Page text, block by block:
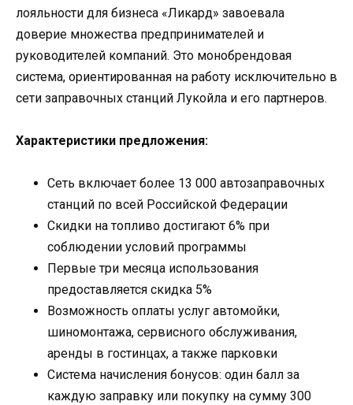
лояльности для бизнеса «Ликард» завоевала
доверие множества предпринимателей и
руководителей компаний. Это монобрендовая
система, ориентированная на работу исключительно в
сети заправочных станций Лукойла и его партнеров.
Характеристики предложения:
Сеть включает более 13 000 автозаправочных
станций по всей Российской Федерации
Скидки на топливо достигают 6% при
соблюдении условий программы
Первые три месяца использования
предоставляется скидка 5%
Возможность оплаты услуг автомойки,
шиномонтажа, сервисного обслуживания,
аренды в гостинцах, а также парковки
Система начисления бонусов: один балл за
каждую заправку или покупку на сумму 300